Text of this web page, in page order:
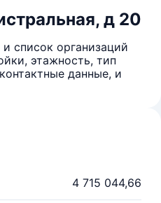
д 20
список организаций
этажность, тип
данные, и
4 715 044,66